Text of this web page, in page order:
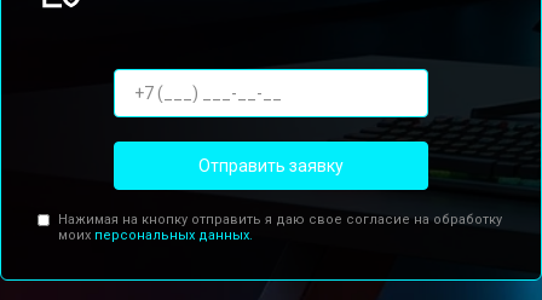
Отправить заявку
Нажимая на кнопку отправить я даю свое согласие на обработку
моих персональных данных.